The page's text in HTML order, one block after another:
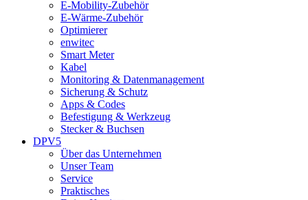
E-Mobility-Zubehör
E-Wärme-Zubehör
Optimierer
enwitec
Smart Meter
Kabel
Monitoring & Datenmanagement
Sicherung & Schutz
Apps & Codes
Befestigung & Werkzeug
Stecker & Buchsen
DPV5
Über das Unternehmen
Unser Team
Service
Praktisches